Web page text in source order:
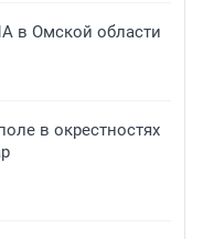
в Омской области
в окрестностях